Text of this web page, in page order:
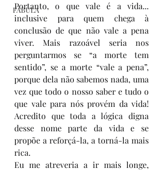
FÁBULA
Portanto, o que vale é a vida...
inclusive para quem chega à
conclusão de que não vale a pena
viver. Mais razoável seria nos
perguntarmos se “a morte tem
sentido”, se a morte “vale a pena”,
porque dela não sabemos nada, uma
vez que todo o nosso saber e tudo o
que vale para nós provém da vida!
Acredito que toda a lógica digna
desse nome parte da vida e se
propõe a reforçá-la, a torná-la mais
rica.
Eu me atreveria a ir mais longe,